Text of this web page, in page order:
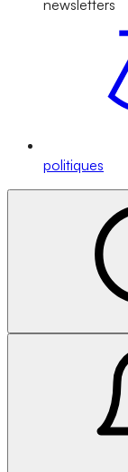
newsletters
politiques